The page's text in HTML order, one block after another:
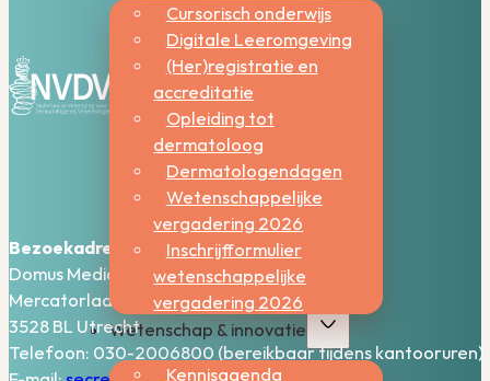
Cursorisch onderwijs
Digitale Leeromgeving
(Her)registratie en
accreditatie
Opleiding tot
dermatoloog
Dermatologendagen
Wetenschappelijke
vergadering 2026
Inschrijfformulier
wetenschappelijke
vergadering 2026
Wetenschap & innovatie
Kennisagenda
Bezoekadres:
Domus Medica – 5e verdieping
Mercatorlaan 1200
3528 BL Utrecht
Telefoon: 030-2006800 (bereikbaar tijdens kantooruren)